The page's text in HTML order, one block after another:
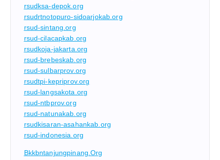
rsudksa-depok.org
rsudrtnotopuro-sidoarjokab.org
rsud-sintang.org
rsud-cilacapkab.org
rsudkoja-jakarta.org
rsud-brebeskab.org
rsud-sulbarprov.org
rsudtpi-kepriprov.org
rsud-langsakota.org
rsud-ntbprov.org
rsud-natunakab.org
rsudkisaran-asahankab.org
rsud-indonesia.org
Bkkbntanjungpinang.org